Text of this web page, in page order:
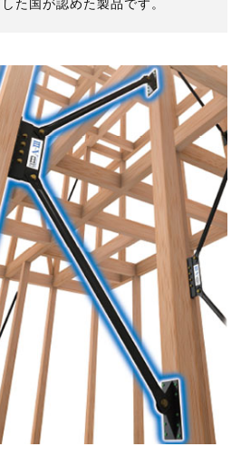
た国が認めた製品です。